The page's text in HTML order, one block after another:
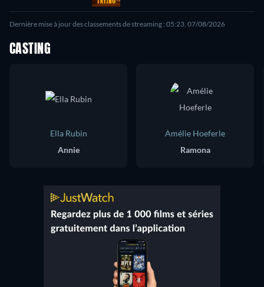
Dernière mise à jour des classements de streaming : 05:23, 07/08/2026
CASTING
Ella Rubin
Annie
Amélie Hoeferle
Ramona